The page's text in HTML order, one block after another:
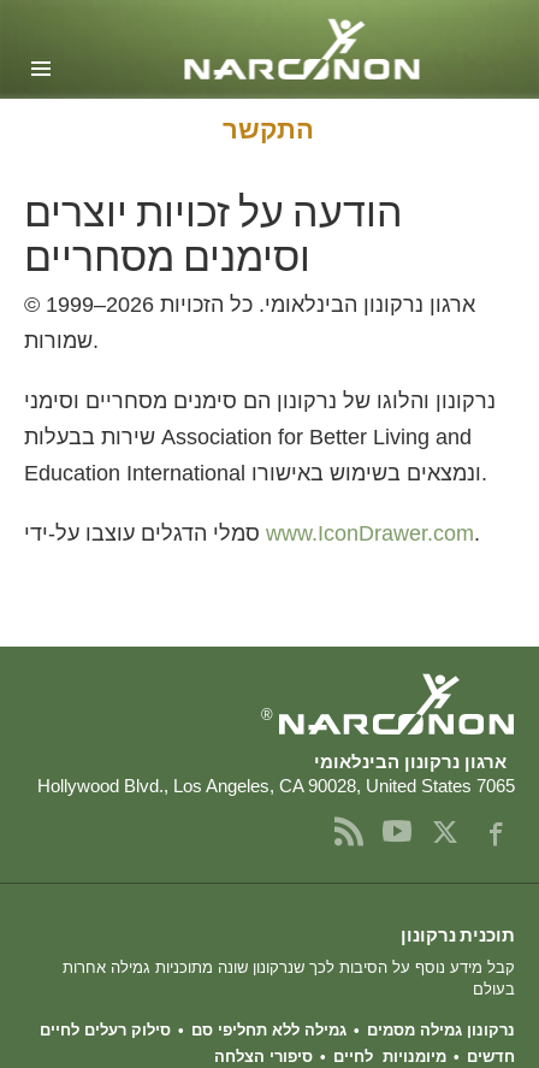
דנית
ספרדית, אמריקה הלטינית
צרפתית
עברית
מקדונית
התקשר
הודעה על זכויות יוצרים
וסימנים מסחריים
© 1999–2026 ארגון נרקונון הבינלאומי. כל הזכויות
שמורות.
נרקונון והלוגו של נרקונון הם סימנים מסחריים וסימני
שירות בבעלות Association for Better Living and
Education International ונמצאים בשימוש באישורו.
www.IconDrawer.com.
®
ארגון נרקונון הבינלאומי
7065 Hollywood Blvd.
, Los Angeles, CA 90028, United States
תוכנית נרקונון
קבל מידע נוסף על הסיבות לכך שנרקונון שונה מתוכניות גמילה אחרות
בעולם
נרקונון גמילה מסמים גמילה ללא תחליפי סם
סילוק רעלים לחיים
חדשים
מיומנויות לחיים סיפורי הצלחה